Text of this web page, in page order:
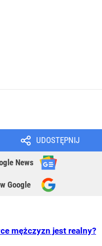
UDOSTĘPNIJ
News
Google
mężczyzn jest realny?